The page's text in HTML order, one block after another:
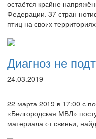
остаётся крайне
Федерации. 37 стран
птиц на своих
Диагноз не
24.03.2019
22 марта 2019 в 17:00 с
«Белгородская МВЛ»
материала от свиньи,